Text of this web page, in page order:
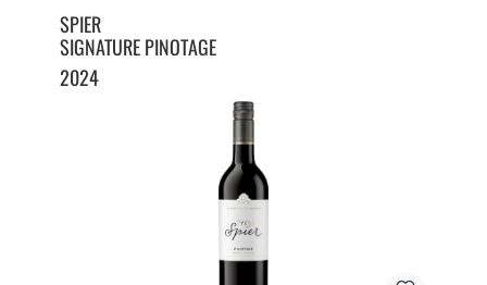
SPIER
SIGNATURE PINOTAGE
2024